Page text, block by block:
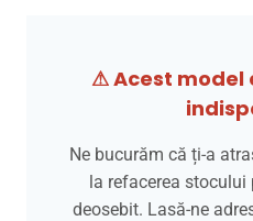
⚠ Acest model
Ne bucurăm că ți-a
la refacerea stocului
deosebit. Lasă-ne